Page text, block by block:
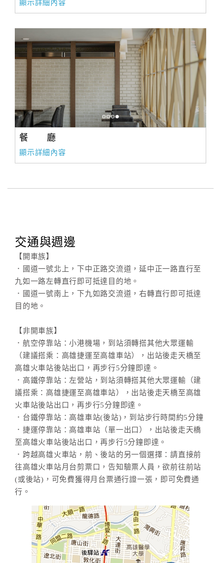
顯示詳細內容
餐 廳
顯示詳細內容
交通與週邊
【開車族】
．國道一號北上，下中正路交流道，延中正一路直行至
九如一路左轉直行即可抵達目的地。
．國道一號南上，下九如路交流道，右轉直行即可抵達
目的地。
【非開車族】
．航空停靠站：小港機場，到站須轉搭其他大眾運輸
（建議搭乘：高雄捷運至高雄車站），出站後走天橋至
高雄火車站後站出口，再步行5分鐘即達。
．高鐵停靠站：左營站，到站須轉搭其他大眾運輸（建
議搭乘：高雄捷運至高雄車站），出站後走天橋至高雄
火車站後站出口，再步行5分鐘即達。
．台鐵停靠站：高雄車站(後站)，到站步行時間約5分鐘
．捷運停靠站：高雄車站（單一出口），出站後走天橋
至高雄火車站後站出口，再步行5分鐘即達。
．跨越高雄火車站，前、後站的另一個選擇：請直接前
往高雄火車站月台剪票口，告知驗票人員，欲前往前站
(或後站)，可免費獲得月台票通行證一張，即可免費通
行。